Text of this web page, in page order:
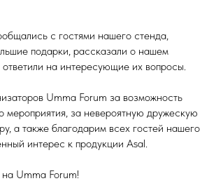
с гостями нашего стенда,
подарки, рассказали о нашем
на интересующие их вопросы.
Umma Forum за возможность
мероприятия, за невероятную дружескую
а также благодарим всех гостей нашего
интерес к продукции Asal.
Umma Forum!